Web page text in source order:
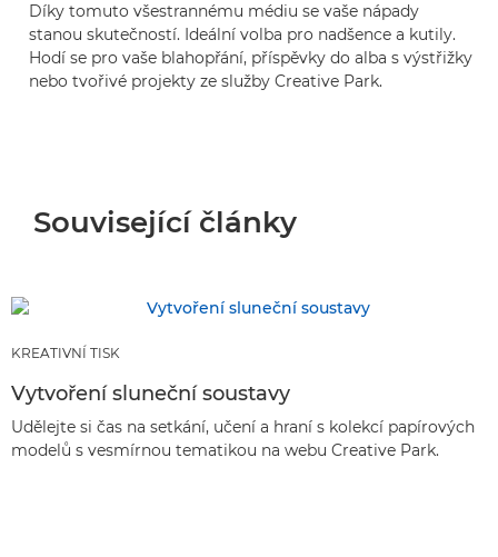
Díky tomuto všestrannému médiu se vaše nápady
stanou skutečností. Ideální volba pro nadšence a kutily.
Hodí se pro vaše blahopřání, příspěvky do alba s výstřižky
nebo tvořivé projekty ze služby Creative Park.
Související články
KREATIVNÍ TISK
Vytvoření sluneční soustavy
Udělejte si čas na setkání, učení a hraní s kolekcí papírových
modelů s vesmírnou tematikou na webu Creative Park.